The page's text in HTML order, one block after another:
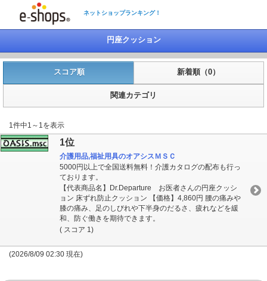
ネットショップランキング！
円座クッション
スコア順 新着順（0）
関連カテゴリ
1件中1～1を表示
1位
介護用品,福祉用具のオアシスＭＳＣ
5000円以上で全国送料無料！介護カタログの配布も行っ
ております。
【代表商品名】Dr.Departure お医者さんの円座クッシ
ョン 床ずれ防止クッション 【価格】4,860円 腰の痛みや
膝の痛み、足のしびれや下半身のだるさ、疲れなどを緩
和、防ぐ働きを期待できます。
( スコア 1)
(2026/8/09 02:30 現在)